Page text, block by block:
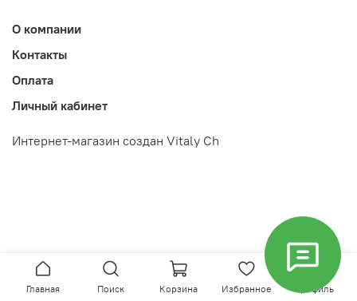
О компании
Контакты
Оплата
Личный кабинет
Интернет-магазин создан Vitaly Ch
Главная Поиск Корзина Избранное Профиль